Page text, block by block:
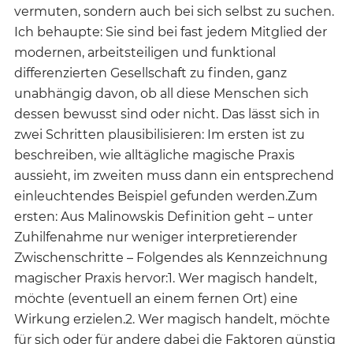
vermuten, sondern auch bei sich selbst zu suchen.
Ich behaupte: Sie sind bei fast jedem Mitglied der
modernen, arbeitsteiligen und funktional
differenzierten Gesellschaft zu finden, ganz
unabhängig davon, ob all diese Menschen sich
dessen bewusst sind oder nicht. Das lässt sich in
zwei Schritten plausibilisieren: Im ersten ist zu
beschreiben, wie alltägliche magische Praxis
aussieht, im zweiten muss dann ein entsprechend
einleuchtendes Beispiel gefunden werden.Zum
ersten: Aus Malinowskis Definition geht – unter
Zuhilfenahme nur weniger interpretierender
Zwischenschritte – Folgendes als Kennzeichnung
magischer Praxis hervor:1. Wer magisch handelt,
möchte (eventuell an einem fernen Ort) eine
Wirkung erzielen.2. Wer magisch handelt, möchte
für sich oder für andere dabei die Faktoren günstig